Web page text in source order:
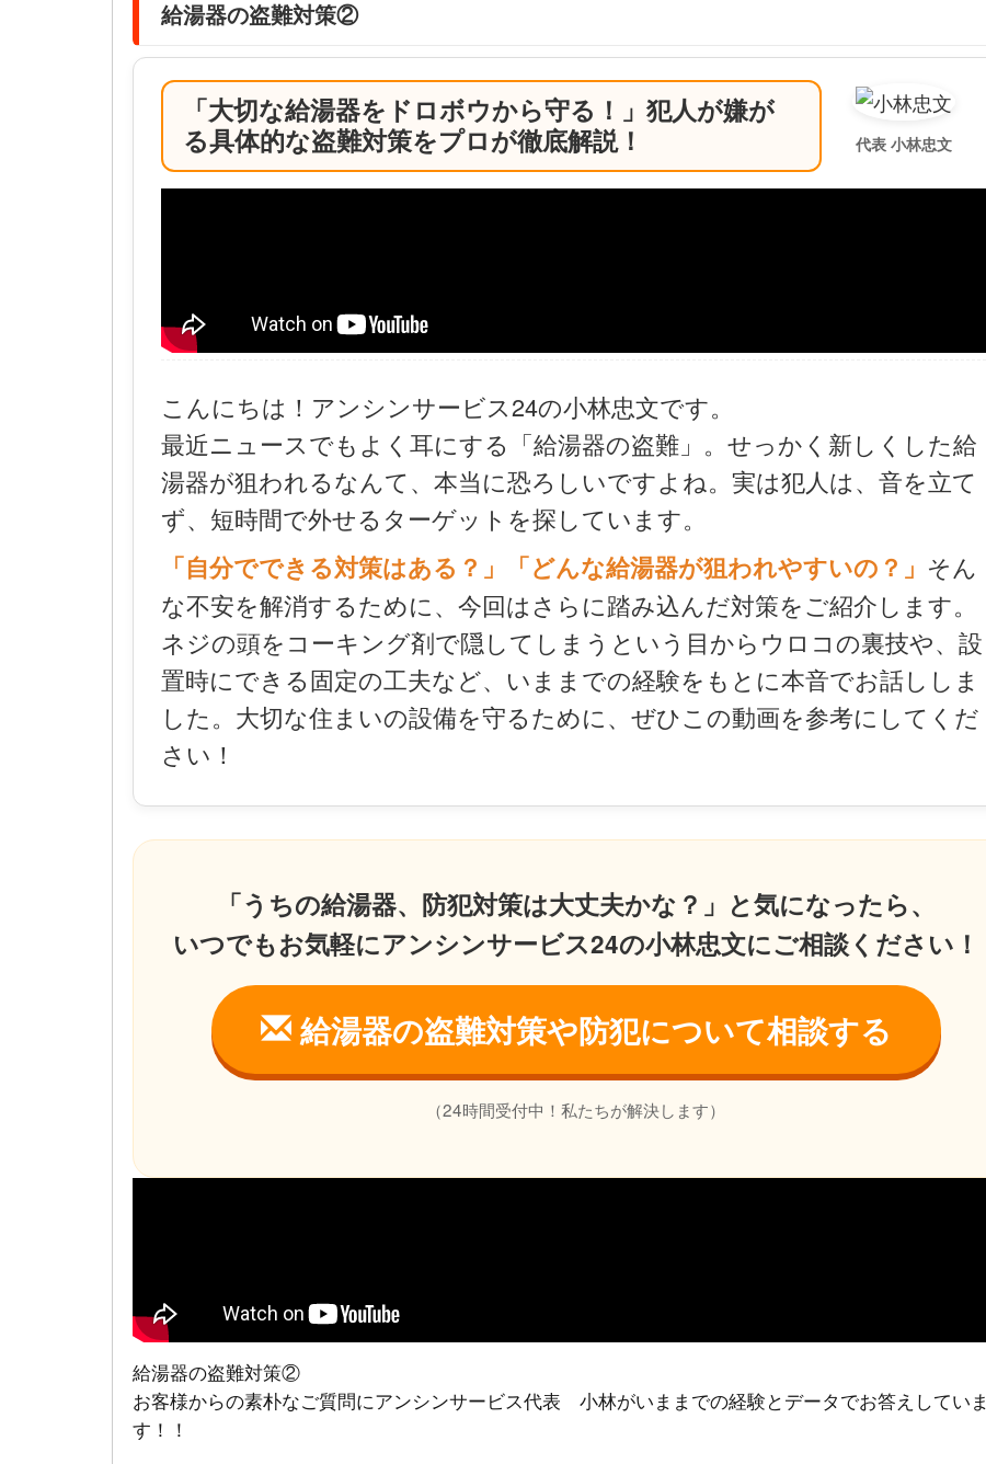
給湯器の盗難対策②
「大切な給湯器をドロボウから守る！」犯人が嫌が
る具体的な盗難対策をプロが徹底解説！
代表 小林忠文
こんにちは！アンシンサービス24の小林忠文です。
最近ニュースでもよく耳にする「給湯器の盗難」。せっかく新しくした給
湯器が狙われるなんて、本当に恐ろしいですよね。実は犯人は、音を立て
ず、短時間で外せるターゲットを探しています。
「自分でできる対策はある？」「どんな給湯器が狙われやすいの？」 そん
な不安を解消するために、今回はさらに踏み込んだ対策をご紹介します。
ネジの頭をコーキング剤で隠してしまうという目からウロコの裏技や、設
置時にできる固定の工夫など、いままでの経験をもとに本音でお話ししま
した。大切な住まいの設備を守るために、ぜひこの動画を参考にしてくだ
さい！
「うちの給湯器、防犯対策は大丈夫かな？」と気になったら、
いつでもお気軽にアンシンサービス24の小林忠文にご相談ください！
給湯器の盗難対策や防犯について相談する
（24時間受付中！私たちが解決します）
給湯器の盗難対策②
お客様からの素朴なご質問にアンシンサービス代表 小林がいままでの経験とデータでお答えしていま
す！！